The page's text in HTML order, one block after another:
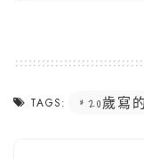
TAGS: 20歲寫的